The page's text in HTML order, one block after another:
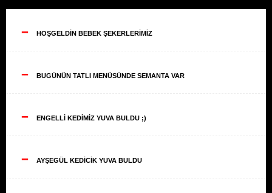
-- HOŞGELDİN BEBEK ŞEKERLERİMİZ
-- BUGÜNÜN TATLI MENÜSÜNDE SEMANTA VAR
-- ENGELLİ KEDİMİZ YUVA BULDU ;)
-- AYŞEGÜL KEDİCİK YUVA BULDU